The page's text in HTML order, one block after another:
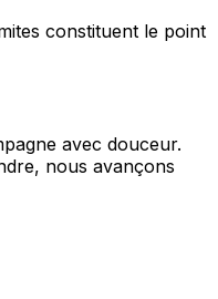
constituent le point
avec douceur.
nous avançons